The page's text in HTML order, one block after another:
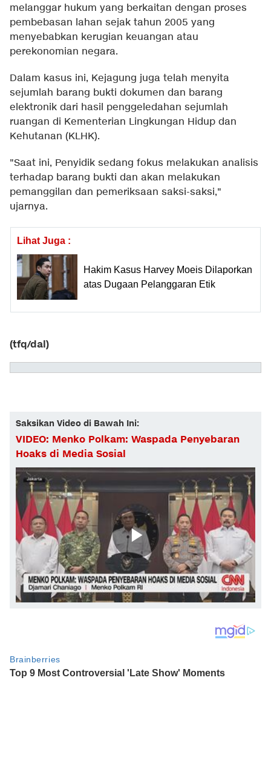
melanggar hukum yang berkaitan dengan proses
pembebasan lahan sejak tahun 2005 yang
menyebabkan kerugian keuangan atau
perekonomian negara.
Dalam kasus ini, Kejagung juga telah menyita
sejumlah barang bukti dokumen dan barang
elektronik dari hasil penggeledahan sejumlah
ruangan di Kementerian Lingkungan Hidup dan
Kehutanan (KLHK).
"Saat ini, Penyidik sedang fokus melakukan analisis
terhadap barang bukti dan akan melakukan
pemanggilan dan pemeriksaan saksi-saksi,"
ujarnya.
Lihat Juga :
Hakim Kasus Harvey Moeis Dilaporkan
atas Dugaan Pelanggaran Etik
(tfq/dal)
Saksikan Video di Bawah Ini:
VIDEO: Menko Polkam: Waspada Penyebaran
Hoaks di Media Sosial